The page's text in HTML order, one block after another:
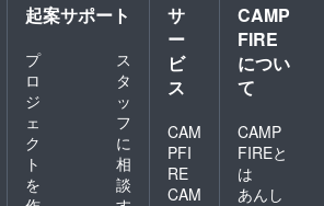
起案サポート
プ
ロ
ジ
ェ
ク
ト
を
ス
タ
ッ
フ
に
相
談
サ
ー
ビ
ス
CAM
PFI
RE
CAM
CAMP
FIRE
につい
て
CAMP
FIREと
は
あんし